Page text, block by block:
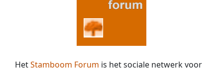
HetStamboom Forum is het sociale netwerk voor